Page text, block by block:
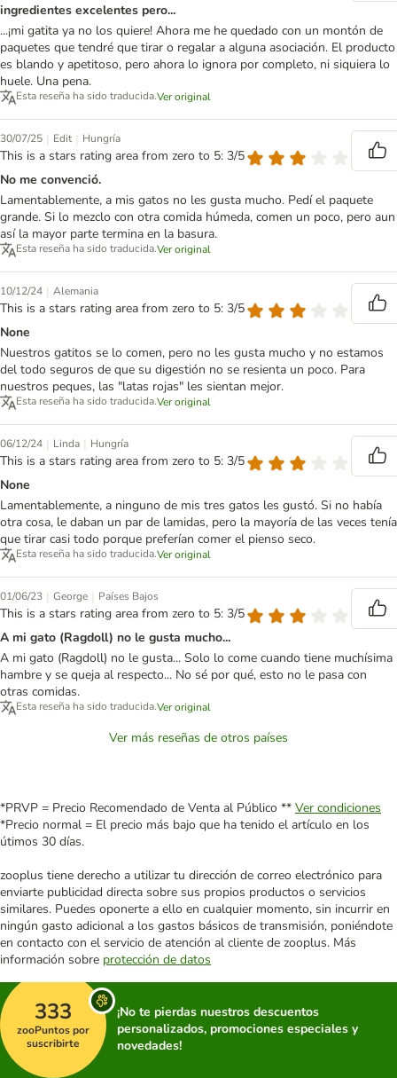
ingredientes excelentes pero...
...¡mi gatita ya no los quiere! Ahora me he quedado con un montón de
paquetes que tendré que tirar o regalar a alguna asociación. El producto
es blando y apetitoso, pero ahora lo ignora por completo, ni siquiera lo
huele. Una pena.
Esta reseña ha sido traducida.Ver original
30/07/25 | Edit | Hungría
This is a stars rating area from zero to 5: 3/5
No me convenció.
Lamentablemente, a mis gatos no les gusta mucho. Pedí el paquete
grande. Si lo mezclo con otra comida húmeda, comen un poco, pero aun
así la mayor parte termina en la basura.
Esta reseña ha sido traducida.Ver original
10/12/24 | Alemania
This is a stars rating area from zero to 5: 3/5
None
Nuestros gatitos se lo comen, pero no les gusta mucho y no estamos
del todo seguros de que su digestión no se resienta un poco. Para
nuestros peques, las "latas rojas" les sientan mejor.
Esta reseña ha sido traducida.Ver original
06/12/24 | Linda | Hungría
This is a stars rating area from zero to 5: 3/5
None
Lamentablemente, a ninguno de mis tres gatos les gustó. Si no había
otra cosa, le daban un par de lamidas, pero la mayoría de las veces tenía
que tirar casi todo porque preferían comer el pienso seco.
Esta reseña ha sido traducida.Ver original
01/06/23 | George | Países Bajos
This is a stars rating area from zero to 5: 3/5
A mi gato (Ragdoll) no le gusta mucho...
A mi gato (Ragdoll) no le gusta... Solo lo come cuando tiene muchísima
hambre y se queja al respecto... No sé por qué, esto no le pasa con
otras comidas.
Esta reseña ha sido traducida.Ver original
Ver más reseñas de otros países
*PRVP = Precio Recomendado de Venta al Público ** Ver condiciones
*Precio normal = El precio más bajo que ha tenido el artículo en los
útimos 30 días.
zooplus tiene derecho a utilizar tu dirección de correo electrónico para
enviarte publicidad directa sobre sus propios productos o servicios
similares. Puedes oponerte a ello en cualquier momento, sin incurrir en
ningún gasto adicional a los gastos básicos de transmisión, poniéndote
en contacto con el servicio de atención al cliente de zooplus. Más
información sobre protección de datos
333
zooPuntos por
suscribirte
¡No te pierdas nuestros descuentos
personalizados, promociones especiales y
novedades!